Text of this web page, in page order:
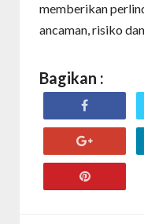
memberikan
ancaman, risiko
Bagikan :